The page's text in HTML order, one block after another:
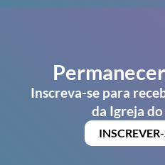
Inscreva-se para
da Igreja